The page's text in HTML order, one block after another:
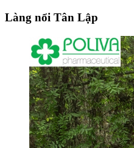
Làng nổi Tân Lập